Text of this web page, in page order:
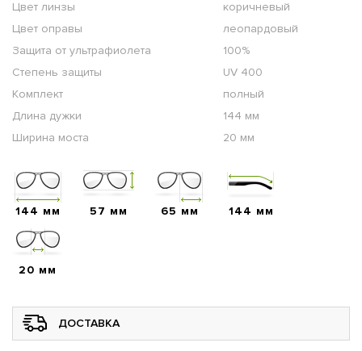
Цвет линзы
коричневый
Цвет оправы
леопардовый
Защита от ультрафиолета
100%
Степень защиты
UV 400
Комплект
полный
Длина дужки
144 мм
Ширина моста
20 мм
144 мм 57 мм 65 мм 144 мм
20 мм
ДОСТАВКА